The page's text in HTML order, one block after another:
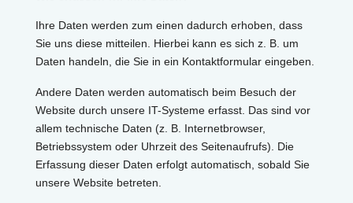
Ihre Daten werden zum einen dadurch erhoben, dass
Sie uns diese mitteilen. Hierbei kann es sich z. B. um
Daten handeln, die Sie in ein Kontaktformular eingeben.
Andere Daten werden automatisch beim Besuch der
Website durch unsere IT-Systeme erfasst. Das sind vor
allem technische Daten (z. B. Internetbrowser,
Betriebssystem oder Uhrzeit des Seitenaufrufs). Die
Erfassung dieser Daten erfolgt automatisch, sobald Sie
unsere Website betreten.